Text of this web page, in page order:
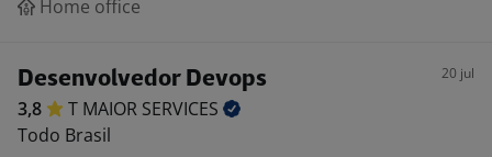
Home office
Desenvolvedor Devops 20 jul
3,8 T MAIOR SERVICES
Todo Brasil